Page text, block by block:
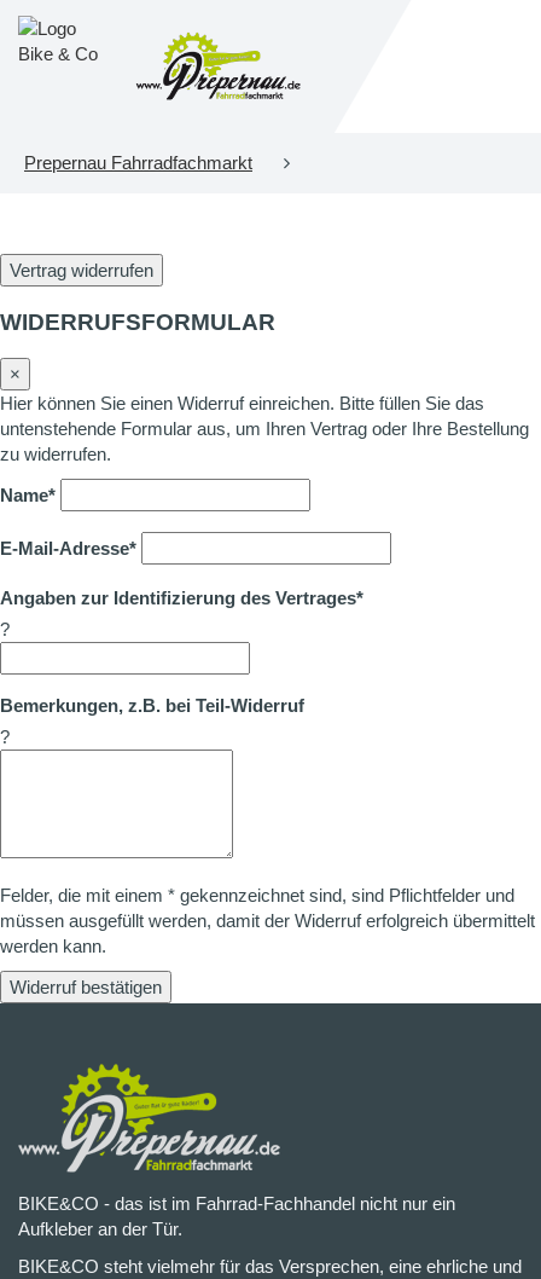
Prepernau Fahrradfachmarkt
Vertrag widerrufen
WIDERRUFSFORMULAR
×
Hier können Sie einen Widerruf einreichen. Bitte füllen Sie das
untenstehende Formular aus, um Ihren Vertrag oder Ihre Bestellung
zu widerrufen.
Name*
E-Mail-Adresse*
Angaben zur Identifizierung des Vertrages*
?
Bemerkungen, z.B. bei Teil-Widerruf
?
Felder, die mit einem * gekennzeichnet sind, sind Pflichtfelder und
müssen ausgefüllt werden, damit der Widerruf erfolgreich übermittelt
werden kann.
Widerruf bestätigen
BIKE&CO - das ist im Fahrrad-Fachhandel nicht nur ein
Aufkleber an der Tür.
BIKE&CO steht vielmehr für das Versprechen, eine ehrliche und